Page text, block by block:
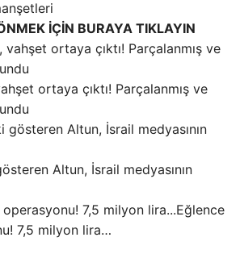
İÇİN BURAYA TIKLAYIN
ortaya çıktı! Parçalanmış ve
Altun, İsrail medyasının
Eğlence
7,5 milyon lira…